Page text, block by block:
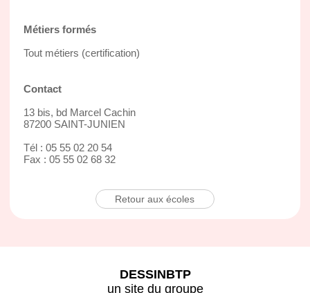
Métiers formés
Tout métiers (certification)
Contact
13 bis, bd Marcel Cachin
87200 SAINT-JUNIEN
Tél : 05 55 02 20 54
Fax : 05 55 02 68 32
Retour aux écoles
DESSINBTP
un site du groupe